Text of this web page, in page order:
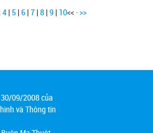
4 | 5 | 6 | 7 | 8 | 9 | 10<< ·>>
09/2008 của
và Thông tin